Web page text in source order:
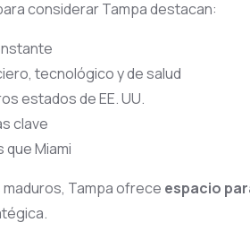
considerar Tampa destacan:
tecnológico y de salud
estados de EE. UU.
clave
Miami
Tampa ofrece espacio